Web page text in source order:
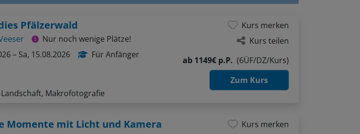
Pfälzerwald
Nur noch wenige Plätze!
– Sa, 15.08.2026
Für Anfänger
Makrofotografie
Kurs merken
Kurs teilen
ab 1149€ p.P.
(6ÜF/DZ/Kurs)
Zum Kurs
Momente mit Licht und Kamera
Kurs merken